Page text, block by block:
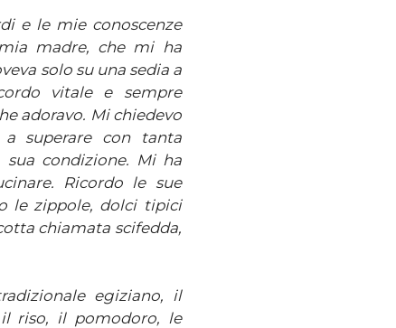
e le mie conoscenze
madre, che mi ha
solo su una sedia a
vitale e sempre
adoravo. Mi chiedevo
superare con tanta
condizione. Mi ha
Ricordo le sue
le zippole, dolci tipici
chiamata scifedda,
egiziano, il
riso, il pomodoro, le